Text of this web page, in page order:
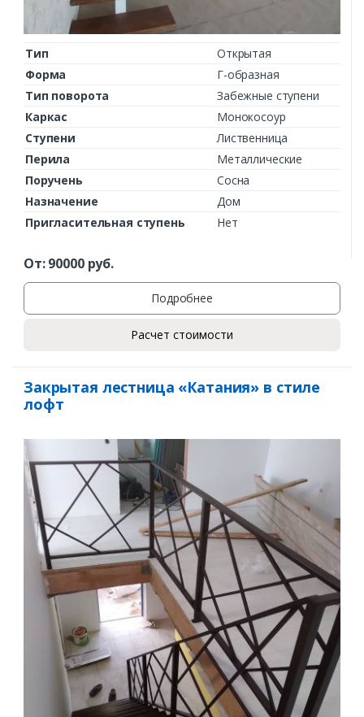
Тип
Открытая
Форма
Г-образная
Тип поворота
Забежные ступени
Каркас
Монокосоур
Ступени
Лиственница
Перила
Металлические
Поручень
Сосна
Назначение
Дом
Пригласительная ступень
Нет
От:90000руб.
Подробнее
Расчет стоимости
Закрытая лестница «Катания» в стиле
лофт